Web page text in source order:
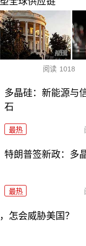
阅读 1018
多晶硅：新能源与
石
最热
特朗普签新政：多
最热
怎会威胁美国？